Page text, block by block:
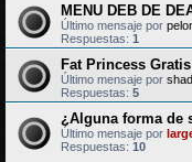
MENU DEB DE
Último mensaje por
Respuestas: 1
Fat Princess
Último mensaje por
Respuestas: 5
¿Alguna forma de
Último mensaje por
Respuestas: 10